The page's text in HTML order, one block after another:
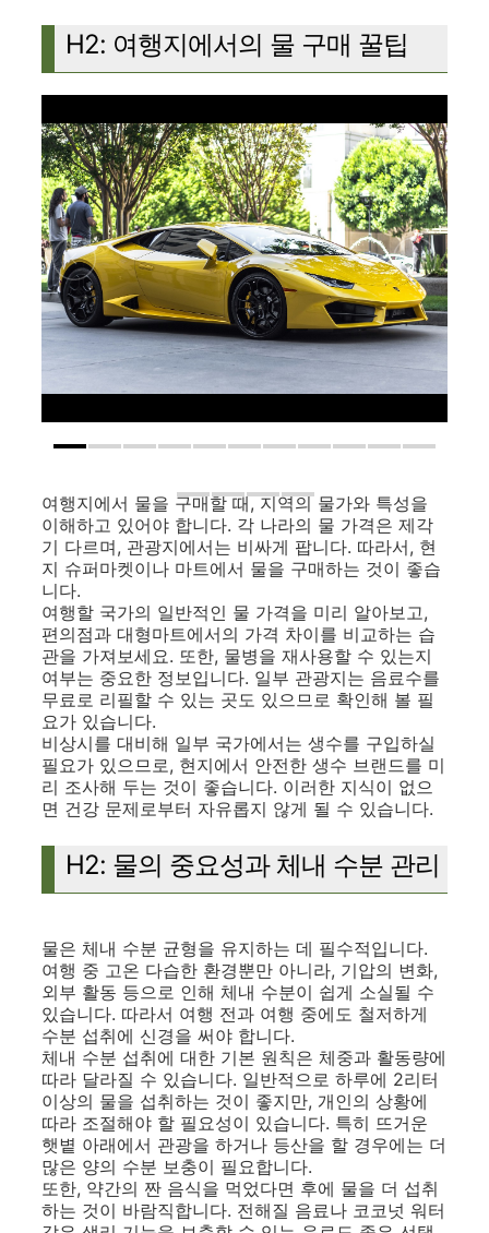
H2: 여행지에서의 물 구매 꿀팁
여행지에서 물을 구매할 때, 지역의 물가와 특성을
이해하고 있어야 합니다. 각 나라의 물 가격은 제각
기 다르며, 관광지에서는 비싸게 팝니다. 따라서, 현
지 슈퍼마켓이나 마트에서 물을 구매하는 것이 좋습
니다.
여행할 국가의 일반적인 물 가격을 미리 알아보고,
편의점과 대형마트에서의 가격 차이를 비교하는 습
관을 가져보세요. 또한, 물병을 재사용할 수 있는지
여부는 중요한 정보입니다. 일부 관광지는 음료수를
무료로 리필할 수 있는 곳도 있으므로 확인해 볼 필
요가 있습니다.
비상시를 대비해 일부 국가에서는 생수를 구입하실
필요가 있으므로, 현지에서 안전한 생수 브랜드를 미
리 조사해 두는 것이 좋습니다. 이러한 지식이 없으
면 건강 문제로부터 자유롭지 않게 될 수 있습니다.
H2: 물의 중요성과 체내 수분 관리
물은 체내 수분 균형을 유지하는 데 필수적입니다.
여행 중 고온 다습한 환경뿐만 아니라, 기압의 변화,
외부 활동 등으로 인해 체내 수분이 쉽게 소실될 수
있습니다. 따라서 여행 전과 여행 중에도 철저하게
수분 섭취에 신경을 써야 합니다.
체내 수분 섭취에 대한 기본 원칙은 체중과 활동량에
따라 달라질 수 있습니다. 일반적으로 하루에 2리터
이상의 물을 섭취하는 것이 좋지만, 개인의 상황에
따라 조절해야 할 필요성이 있습니다. 특히 뜨거운
햇볕 아래에서 관광을 하거나 등산을 할 경우에는 더
많은 양의 수분 보충이 필요합니다.
또한, 약간의 짠 음식을 먹었다면 후에 물을 더 섭취
하는 것이 바람직합니다. 전해질 음료나 코코넛 워터